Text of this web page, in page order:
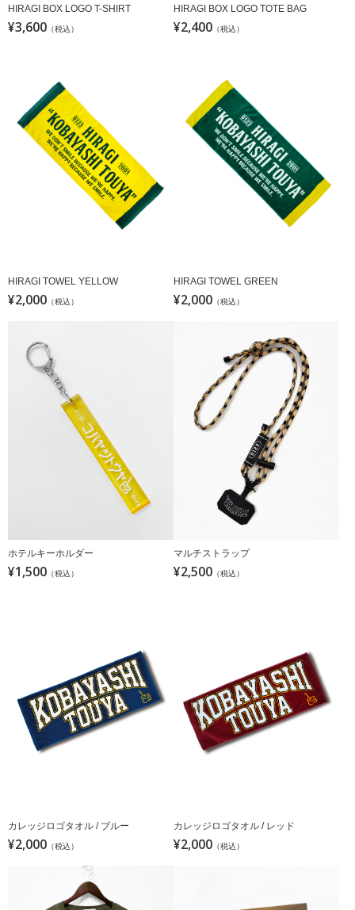
HIRAGI BOX LOGO T-SHIRT
¥3,600 （税込）
HIRAGI BOX LOGO TOTE BAG
¥2,400 （税込）
HIRAGI TOWEL YELLOW
¥2,000 （税込）
HIRAGI TOWEL GREEN
¥2,000 （税込）
ホテルキーホルダー
¥1,500 （税込）
マルチストラップ
¥2,500 （税込）
カレッジロゴタオル / ブルー
¥2,000 （税込）
カレッジロゴタオル / レッド
¥2,000 （税込）